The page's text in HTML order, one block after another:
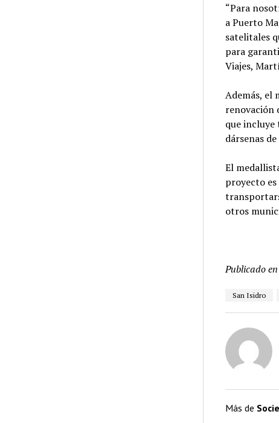
“Para
a Puerto
satelitales
para
Viajes,
Además, el
renovación
que incluye
dársenas
El
proyecto
otros
Publicado en
San Isidro
Más de